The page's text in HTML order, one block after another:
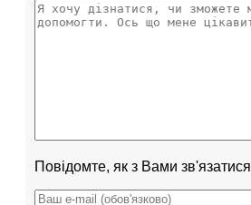
Повідомте, як з Вами зв'язатися